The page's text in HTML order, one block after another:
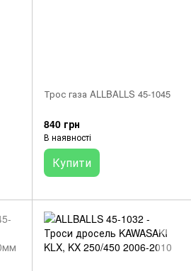
Трос газа ALLBALLS 45-1045
840 грн
В наявності
Купити